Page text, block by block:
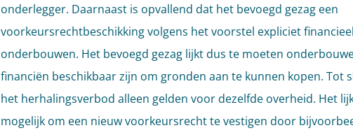
onderlegger. Daarnaast is opvallend dat het bevoegd gezag een
voorkeursrechtbeschikking volgens het voorstel expliciet
onderbouwen. Het bevoegd gezag lijkt dus te moeten
financiën beschikbaar zijn om gronden aan te kunnen kopen. Tot
het herhalingsverbod alleen gelden voor dezelfde overheid. Het
mogelijk om een nieuw voorkeursrecht te vestigen door